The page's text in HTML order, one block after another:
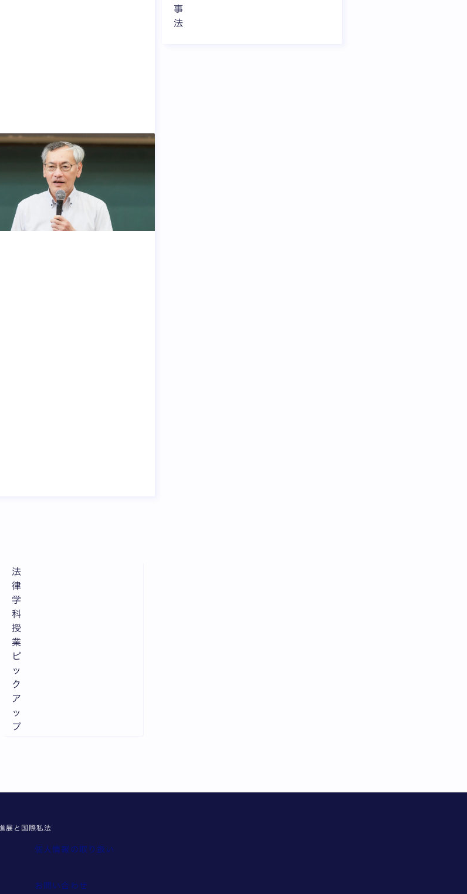
事
法
法
律
学
科
授
業
ピ
ッ
ク
ア
ッ
プ
展と国際私法
個人情報の取り扱い
お問い合わせ